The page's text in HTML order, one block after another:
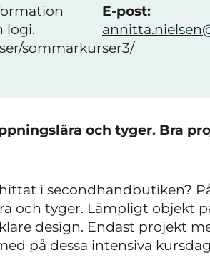
logi.
sommarkurser3/
E-post:
och tyger. Bra
i secondhandbutiken?
och tyger. Lämpligt objekt
design. Endast projekt
på dessa intensiva